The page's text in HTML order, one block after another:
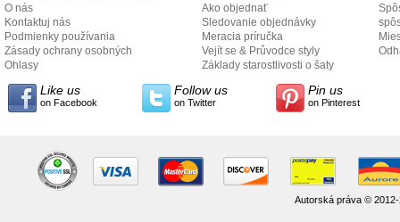
O nás
Kontaktuj nás
Podmienky používania
Zásady ochrany osobných
údajov
Ohlasy
Ako objednať
Sledovanie objednávky
Meracia príručka
Vejít se & Průvodce styly
Základy starostlivosti o šaty
Like us
on Facebook
Follow us
on Twitter
Pin us
on Pinterest
Autorská práva ©